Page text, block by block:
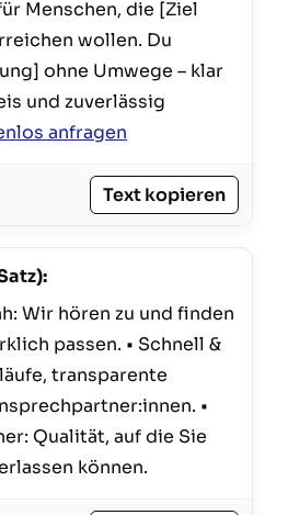
wollen. Du
ohne Umwege – klar
und zuverlässig
anfragen
Text kopieren
passen. • Schnell &
transparente
•
Qualität, auf die Sie
können.